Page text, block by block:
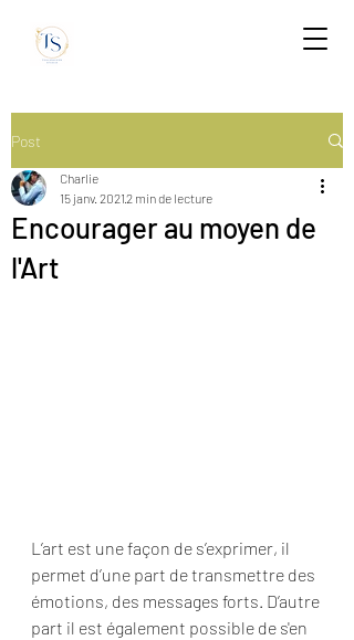
Post
Encourager au moyen de
l'Art
Charlie
15 janv. 20212 min de lecture
L’art est une façon de s’exprimer, il
permet d’une part de transmettre des
émotions, des messages forts. D’autre
part il est également possible de s'en